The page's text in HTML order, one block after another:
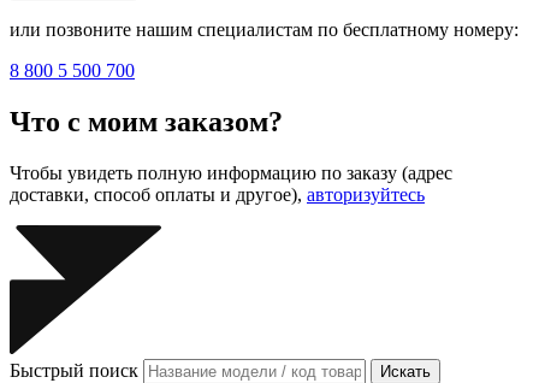
или позвоните нашим специалистам по бесплатному номеру:
8 800 5 500 700
Что с моим заказом?
Чтобы увидеть полную информацию по заказу (адрес
доставки, способ оплаты и другое), авторизуйтесь
Быстрый поиск Искать